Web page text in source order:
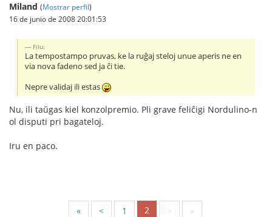
Miland (Mostrar perfil)
16 de junio de 2008 20:01:53
Filu:
La tempostampo pruvas, ke la ruĝaj steloj unue aperis ne en
via nova fadeno sed ja ĉi tie.
Nepre validaj ili estas
Nu, ili taŭgas kiel konzolpremio. Pli grave feliĉigi Nordulino-n
ol disputi pri bagateloj.
Iru en paco.
« < 1 2 > »